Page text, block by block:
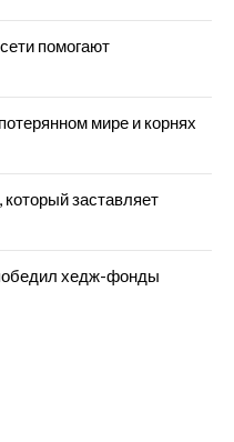
помогают
мире и корнях
заставляет
хедж-фонды